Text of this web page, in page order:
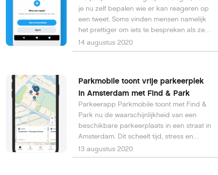
je nu zelf bepalen wie er kan reageren op
een tweet. Soms vinden mensen namelijk
het prettiger om iets te bespreken als ze
kunnen kiezen wie er mag antwoorden en
ontstaan er andere gesprekken dan
14 augustus 2020
Parkmobile toont vrije parkeerplek
in Amsterdam met Find & Park
Parkeerapp Parkmobile toont met Find &
Park nu de waarschijnlijkheid van een
beschikbare parkeerplaats in een straat in
Amsterdam. Dit scheelt tijd, stress en
ergenis en levert ook een bijdrage aan de
CO2-reductie.
13 augustus 2020